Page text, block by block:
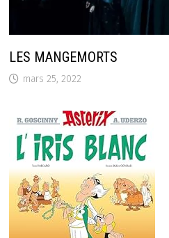
LES MANGEMORTS
mars 25, 2022